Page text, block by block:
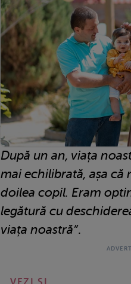
După un an, viața
mai echilibrată, așa că
doilea copil. Eram
legătură cu
viața noastră”.